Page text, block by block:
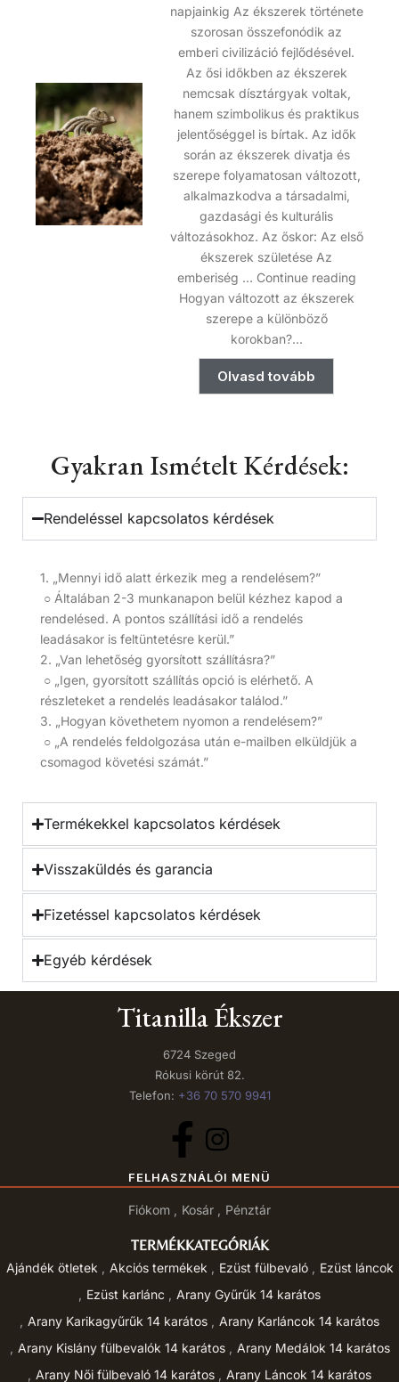
napjainkig Az ékszerek története
szorosan összefonódik az
emberi civilizáció fejlődésével.
Az ősi időkben az ékszerek
nemcsak dísztárgyak voltak,
hanem szimbolikus és praktikus
jelentőséggel is bírtak. Az idők
során az ékszerek divatja és
szerepe folyamatosan változott,
alkalmazkodva a társadalmi,
gazdasági és kulturális
változásokhoz. Az őskor: Az első
ékszerek születése Az
emberiség … Continue reading
Hogyan változott az ékszerek
szerepe a különböző
korokban?...
Olvasd tovább
Gyakran Ismételt Kérdések:
Rendeléssel kapcsolatos kérdések
1. „Mennyi idő alatt érkezik meg a rendelésem?”
○ Általában 2-3 munkanapon belül kézhez kapod a
rendelésed. A pontos szállítási idő a rendelés
leadásakor is feltüntetésre kerül.”
2. „Van lehetőség gyorsított szállításra?”
○ „Igen, gyorsított szállítás opció is elérhető. A
részleteket a rendelés leadásakor találod.”
3. „Hogyan követhetem nyomon a rendelésem?”
○ „A rendelés feldolgozása után e-mailben elküldjük a
csomagod követési számát.”
Termékekkel kapcsolatos kérdések
Visszaküldés és garancia
Fizetéssel kapcsolatos kérdések
Egyéb kérdések
Titanilla Ékszer
6724 Szeged
Rókusi körút 82.
Telefon: +36 70 570 9941
FELHASZNÁLÓI MENÜ
Fiókom Kosár Pénztár
TERMÉKKATEGÓRIÁK
Ajándék ötletek Akciós termékek Ezüst fülbevaló
Ezüst láncok
Ezüst karlánc
Arany Gyűrűk 14 karátos
Arany Karikagyűrűk 14 karátos
Arany Karláncok 14 karátos
Arany Kislány fülbevalók 14 karátos
Arany Medálok 14 karátos
Arany Női fülbevaló 14 karátos
Arany Láncok 14 karátos